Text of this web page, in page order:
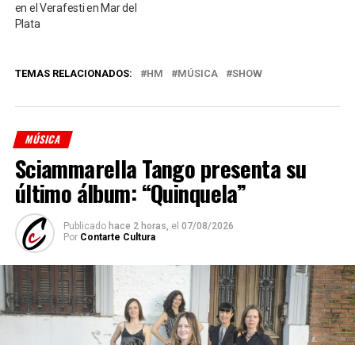
en el Verafesti en Mar del
Plata
TEMAS RELACIONADOS: HM MÚSICA SHOW
MÚSICA
Sciammarella Tango presenta su
último álbum: “Quinquela”
Publicado hace 2 horas, el 07/08/2026
Por Contarte Cultura